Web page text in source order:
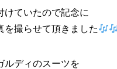
けていたので記念に
を撮らせて頂きました
ルディのスーツを